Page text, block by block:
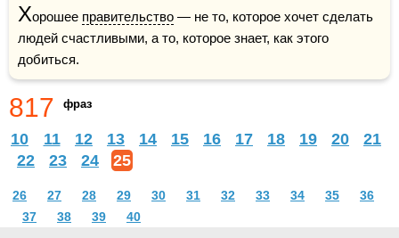
Хорошее правительство — не то, которое хочет сделать
людей счастливыми, а то, которое знает, как этого
добиться.
817 фраз
10 11 12 13 14 15 16 17 18 19 20
21
22
23 24 25
26 27 28 29 30 31 32 33 34 35
36
37
38 39 40